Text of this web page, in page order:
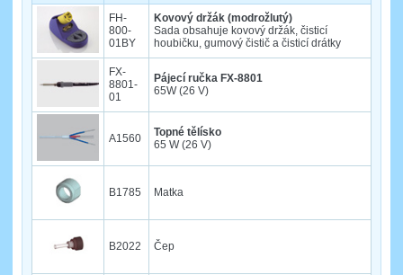
FH-
800-
01BY
Kovový držák (modrožlutý)
Sada obsahuje kovový držák, čisticí
houbičku, gumový čistič a čisticí drátky
FX-
8801-
01
Pájecí ručka FX-8801
65W (26 V)
A1560
Topné tělísko
65 W (26 V)
B1785 Matka
B2022 Čep